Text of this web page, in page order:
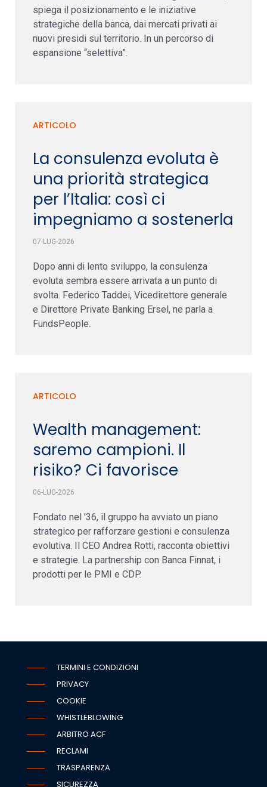
spiega il posizionamento e le iniziative
strategiche della banca, dai mercati privati ai
nuovi presidi sul territorio. In un percorso di
espansione “selettiva”.
ARTICOLO
La consulenza evoluta è
una priorità strategica
per l’Italia: così ci
impegniamo a sostenerla
07-LUG-2026
Dopo anni di lento sviluppo, la consulenza
evoluta sembra essere arrivata a un punto di
svolta. Federico Taddei, Vicedirettore generale
e Direttore Private Banking Ersel, ne parla a
FundsPeople.
ARTICOLO
Wealth management:
saremo campioni. Il
risiko? Ci favorisce
06-LUG-2026
Fondato nel '36, il gruppo ha avviato un piano
strategico per rafforzare gestioni e consulenza
evolutiva. Il CEO Andrea Rotti, racconta obiettivi
e strategie. La partnership con Banca Finnat, i
prodotti per le PMI e CDP.
TERMINI E CONDIZIONI
PRIVACY
COOKIE
WHISTLEBLOWING
ARBITRO ACF
RECLAMI
TRASPARENZA
SICUREZZA